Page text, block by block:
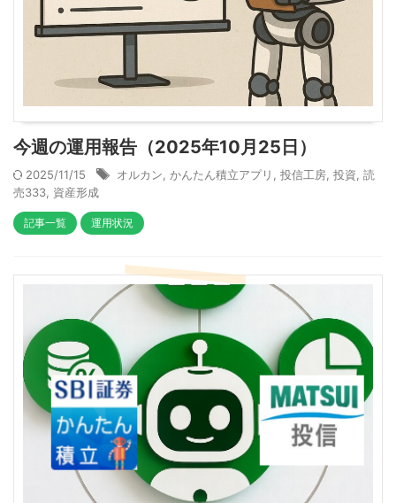
今週の運用報告（2025年10月25日）
2025/11/15 オルカン かんたん積立アプリ 投信工房 投資 読
売333 資産形成
記事一覧 運用状況